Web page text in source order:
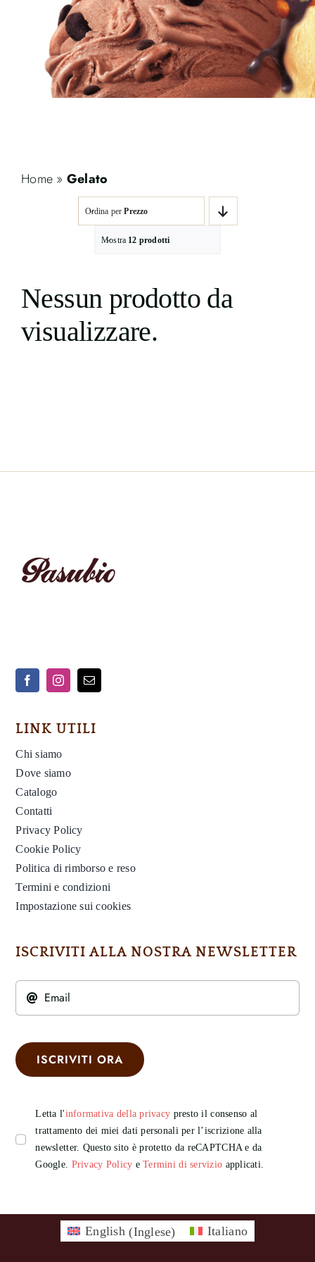
Contatti
Home » Gelato
Ordina perPrezzo
Mostra 12 prodotti
Nessun prodotto da
visualizzare.
LINK UTILI
Chi siamo
Dove siamo
Catalogo
Contatti
Privacy Policy
Cookie Policy
Politica di rimborso e reso
Termini e condizioni
Impostazione sui cookies
ISCRIVITI ALLA NOSTRA NEWSLETTER
ISCRIVITI ORA
Letta l'informativa della privacy presto il consenso al
trattamento dei miei dati personali per l’iscrizione alla
newsletter. Questo sito è protetto da reCAPTCHA e da
Google. Privacy Policy eTermini di servizio applicati.
English (Inglese) Italiano